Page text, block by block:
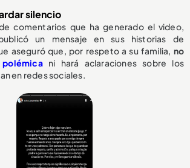
silencio
comentarios que ha generado el video,
un mensaje en sus historias de
aseguró que, por respeto a su familia, no
polémica ni hará aclaraciones sobre los
en redes sociales.